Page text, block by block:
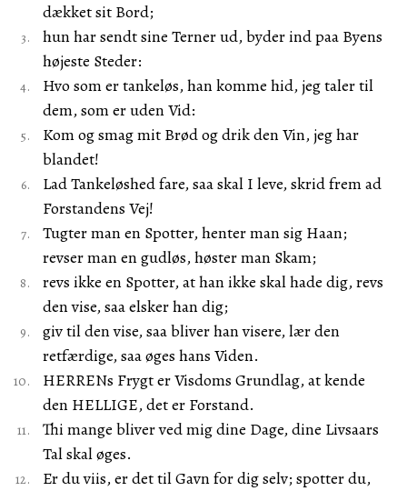
dækket sit Bord;
hun har sendt sine Terner ud, byder ind paa Byens
højeste Steder:
Hvo som er tankeløs, han komme hid, jeg taler til
dem, som er uden Vid:
Kom og smag mit Brød og drik den Vin, jeg har
blandet!
Lad Tankeløshed fare, saa skal I leve, skrid frem ad
Forstandens Vej!
Tugter man en Spotter, henter man sig Haan;
revser man en gudløs, høster man Skam;
revs ikke en Spotter, at han ikke skal hade dig, revs
den vise, saa elsker han dig;
giv til den vise, saa bliver han visere, lær den
retfærdige, saa øges hans Viden.
HERRENs Frygt er Visdoms Grundlag, at kende
den HELLIGE, det er Forstand.
Thi mange bliver ved mig dine Dage, dine Livsaars
Tal skal øges.
Er du viis, er det til Gavn for dig selv; spotter du,